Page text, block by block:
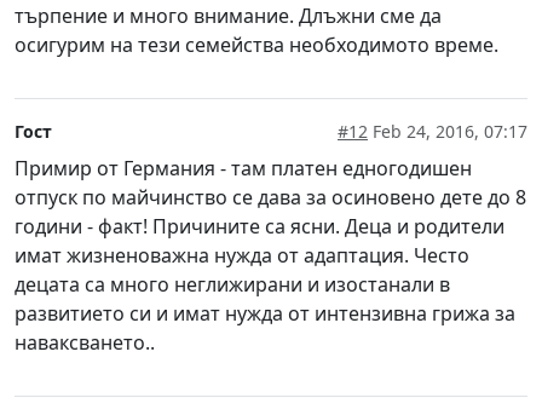
търпение и много внимание. Длъжни сме да
осигурим на тези семейства необходимото време.
Гост #12 Feb 24, 2016, 07:17
Примир от Германия - там платен едногодишен
отпуск по майчинство се дава за осиновено дете до 8
години - факт! Причините са ясни. Деца и родители
имат жизненоважна нужда от адаптация. Често
децата са много неглижирани и изостанали в
развитието си и имат нужда от интензивна грижа за
наваксването..